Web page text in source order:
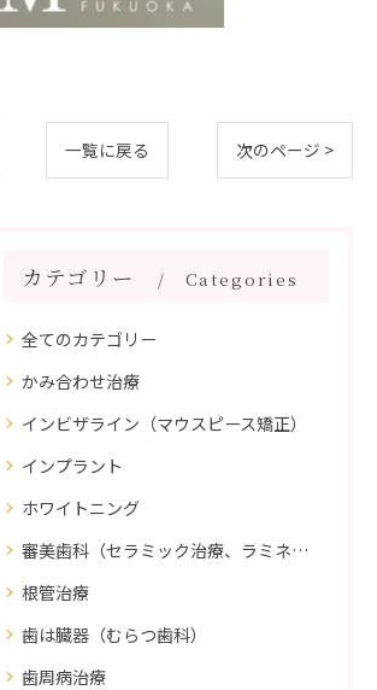
一覧に戻る 次のページ >
カテゴリー Categories
全てのカテゴリー
かみ合わせ治療
インビザライン（マウスピース矯正）
インプラント
ホワイトニング
審美歯科（セラミック治療、ラミネートべニア、ダイレクトボンディング）
根管治療
歯は臓器（むらつ歯科）
歯周病治療